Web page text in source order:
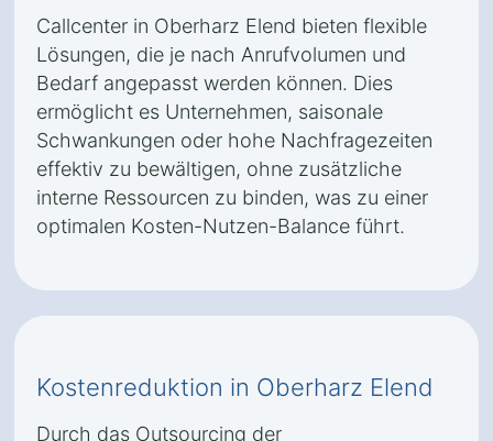
Callcenter in Oberharz Elend bieten flexible
Lösungen, die je nach Anrufvolumen und
Bedarf angepasst werden können. Dies
ermöglicht es Unternehmen, saisonale
Schwankungen oder hohe Nachfragezeiten
effektiv zu bewältigen, ohne zusätzliche
interne Ressourcen zu binden, was zu einer
optimalen Kosten-Nutzen-Balance führt.
Kostenreduktion in Oberharz Elend
Durch das Outsourcing der